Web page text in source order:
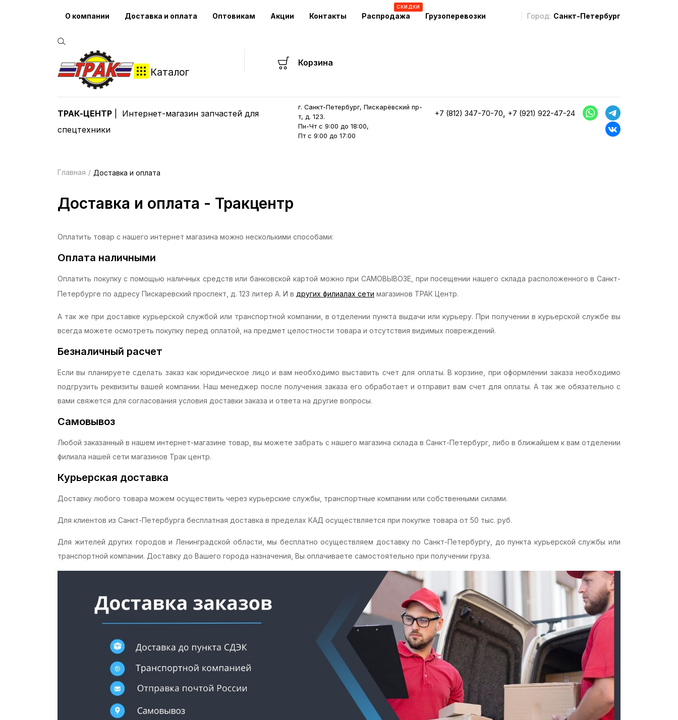
О компании Доставка и оплата Оптовикам Акции Контакты Распродажа
СКИДКИ
Грузоперевозки Город: Санкт-Петербург
Каталог
Корзина
ТРАК-ЦЕНТР
Интернет-магазин запчастей для
спецтехники
г. Санкт-Петербург, Пискарёвский пр-
т, д. 123.
Пн-Чт с 9:00 до 18:00,
Пт с 9:00 до 17:00
+7 (812) 347-70-70, +7 (921) 922-47-24
Главная Доставка и оплата
Доставка и оплата - Тракцентр
Оплатить товар с нашего интернет магазина можно несколькими способами:
Оплата наличными
Оплатить покупку с помощью наличных средств или банковской картой можно при САМОВЫВОЗЕ, при посещении нашего склада расположенного в Санкт-
Петербурге по адресу Пискаревский проспект, д. 123 литер А. И в других филиалах сети магазинов ТРАК Центр.
А так же при доставке курьерской службой или транспортной компании, в отделении пункта выдачи или курьеру. При получении в курьерской службе вы
всегда можете осмотреть покупку перед оплатой, на предмет целостности товара и отсутствия видимых повреждений.
Безналичный расчет
Если вы планируете сделать заказ как юридическое лицо и вам необходимо выставить счет для оплаты. В корзине, при оформлении заказа необходимо
подгрузить реквизиты вашей компании. Наш менеджер после получения заказа его обработает и отправит вам счет для оплаты. А так же обязательно с
вами свяжется для согласования условия доставки заказа и ответа на другие вопросы.
Самовывоз
Любой заказанный в нашем интернет-магазине товар, вы можете забрать с нашего магазина склада в Санкт-Петербург, либо в ближайшем к вам отделении
филиала нашей сети магазинов Трак центр.
Курьерская доставка
Доставку любого товара можем осуществить через курьерские службы, транспортные компании или собственными силами.
Для клиентов из Санкт-Петербурга бесплатная доставка в пределах КАД осуществляется при покупке товара от 50 тыс. руб.
Для жителей других городов и Ленинградской области, мы бесплатно осуществляем доставку по Санкт-Петербургу, до пункта курьерской службы или
транспортной компании. Доставку до Вашего города назначения, Вы оплачиваете самостоятельно при получении груза.